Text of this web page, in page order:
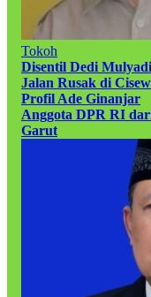
Tokoh
Disentil Dedi
Jalan Rusak di
Profil Ade Ginanjar
Anggota DPR RI
Garut